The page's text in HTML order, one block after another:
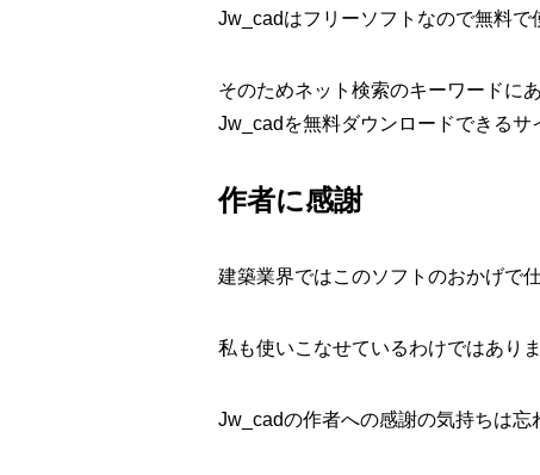
Jw_cadはフリーソフトなので無料で
そのためネット検索のキーワードに
Jw_cadを無料ダウンロードできるサ
作者に感謝
建築業界ではこのソフトのおかげで
私も使いこなせているわけではあり
Jw_cadの作者への感謝の気持ちは忘